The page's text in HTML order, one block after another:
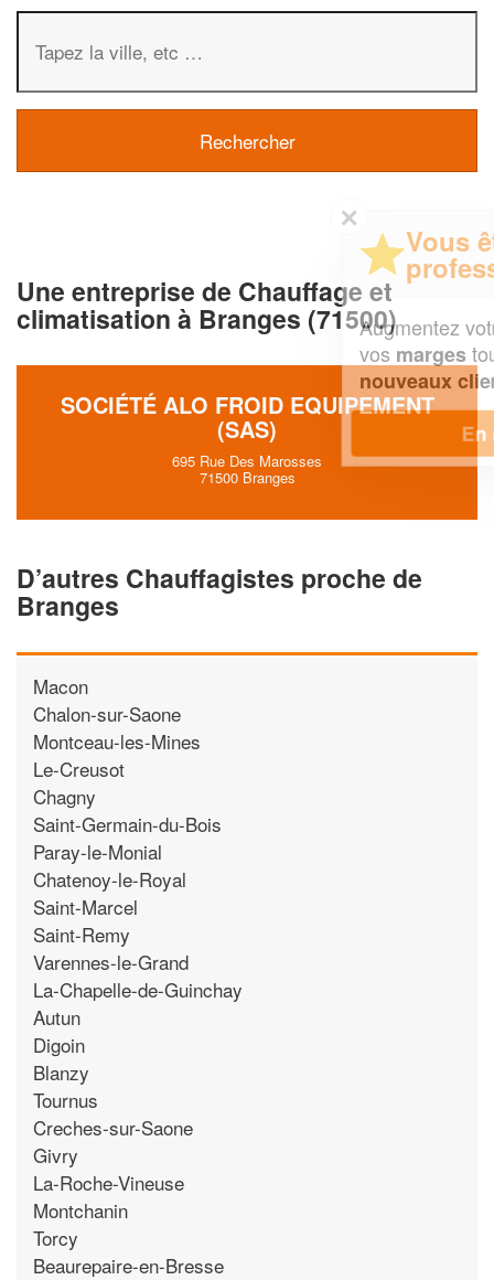
Une entreprise de Chauffage et
climatisation à Branges (71500)
SOCIÉTÉ ALO FROID EQUIPEMENT
(SAS)
695 Rue Des Marosses
71500 Branges
D’autres Chauffagistes proche de
Branges
Macon
Chalon-sur-Saone
Montceau-les-Mines
Le-Creusot
Chagny
Saint-Germain-du-Bois
Paray-le-Monial
Chatenoy-le-Royal
Saint-Marcel
Saint-Remy
Varennes-le-Grand
La-Chapelle-de-Guinchay
Autun
Digoin
Blanzy
Tournus
Creches-sur-Saone
Givry
La-Roche-Vineuse
Montchanin
Torcy
Beaurepaire-en-Bresse
professionnel ?
Augmentez votrechiffre d'affaireset
tout en gagnant de
En savoir plus